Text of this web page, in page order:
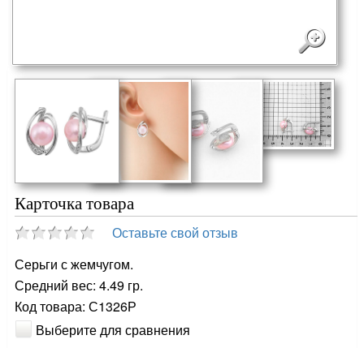
Карточка товара
Оставьте свой отзыв
Серьги с жемчугом.
Средний вес: 4.49 гр.
Код товара: С1326Р
Выберите для сравнения